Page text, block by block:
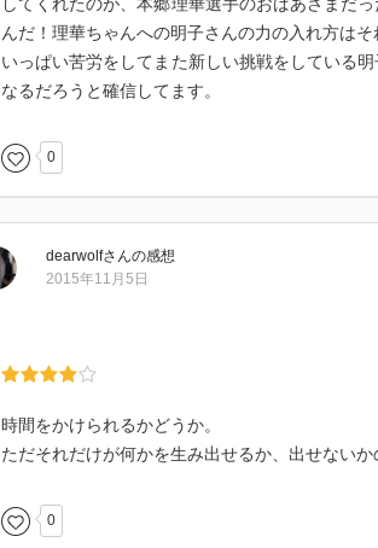
んだ！理華ちゃんへの明子さんの力の入れ方はそ
いっぱい苦労をしてまた新しい挑戦をしている
なるだろうと確信してます。
0
dearwolfさんの感想
2015年11月5日
時間をかけられるかどうか。
ただそれだけが何かを生み出せるか、出せないか
0